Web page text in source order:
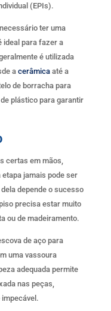
(EPIs).
ter uma
ideal para fazer a
é utilizada
a cerâmicaaté a
de borracha para
plástico para garantir
certas em mãos,
jamais pode ser
depende o sucesso
precisa estar muito
ou de madeiramento.
de aço para
uma vassoura
adequada permite
nas peças,